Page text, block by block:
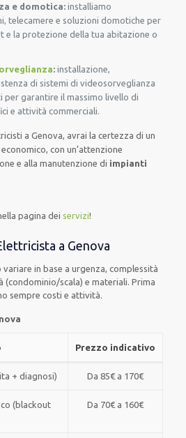
e domotica:installiamo
telecamere e soluzioni domotiche per
e la protezione della tua abitazione o
:installazione,
di sistemi di videosorveglianza
per garantire il massimo livello di
e attività commerciali.
a Genova, avrai la certezza di un
con un’attenzione
e alla manutenzione di impianti
pagina dei servizi!
a Genova
in base a urgenza, complessità
(condominio/scala) e materiali. Prima
sempre costi e attività.
Prezzo indicativo
+ diagnosi) Da 85€ a 170€
(blackout
Da 70€ a 160€